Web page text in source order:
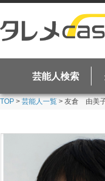
芸能人検索
TOP > 芸能人一覧 > 友倉 由美